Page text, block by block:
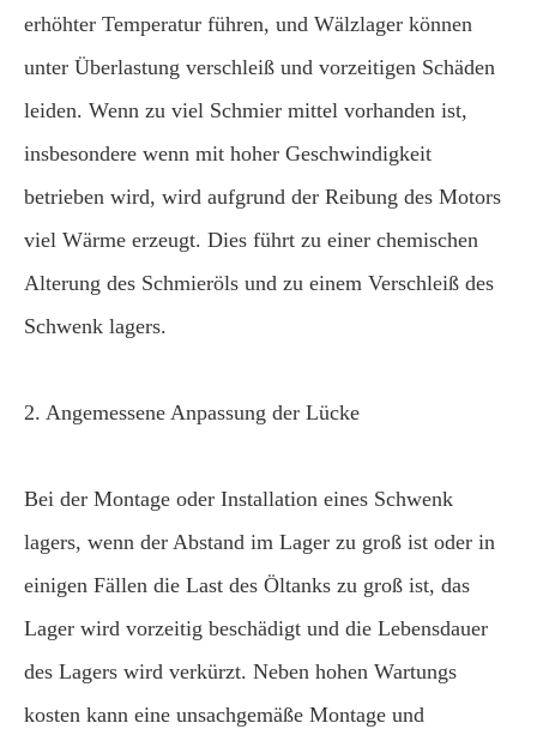
erhöhter Temperatur führen, und Wälzlager können
unter Überlastung verschleiß und vorzeitigen Schäden
leiden. Wenn zu viel Schmier mittel vorhanden ist,
insbesondere wenn mit hoher Geschwindigkeit
betrieben wird, wird aufgrund der Reibung des Motors
viel Wärme erzeugt. Dies führt zu einer chemischen
Alterung des Schmieröls und zu einem Verschleiß des
Schwenk lagers.
2. Angemessene Anpassung der Lücke
Bei der Montage oder Installation eines Schwenk
lagers, wenn der Abstand im Lager zu groß ist oder in
einigen Fällen die Last des Öltanks zu groß ist, das
Lager wird vorzeitig beschädigt und die Lebensdauer
des Lagers wird verkürzt. Neben hohen Wartungs
kosten kann eine unsachgemäße Montage und